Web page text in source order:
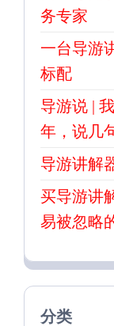
务专家
一台导游
标配
导游说 |
年，说几
导游讲解
买导游讲
易被忽略
分类